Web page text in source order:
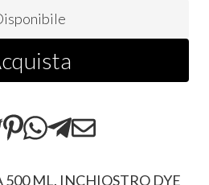
500 ML. INCHIOSTRO DYE